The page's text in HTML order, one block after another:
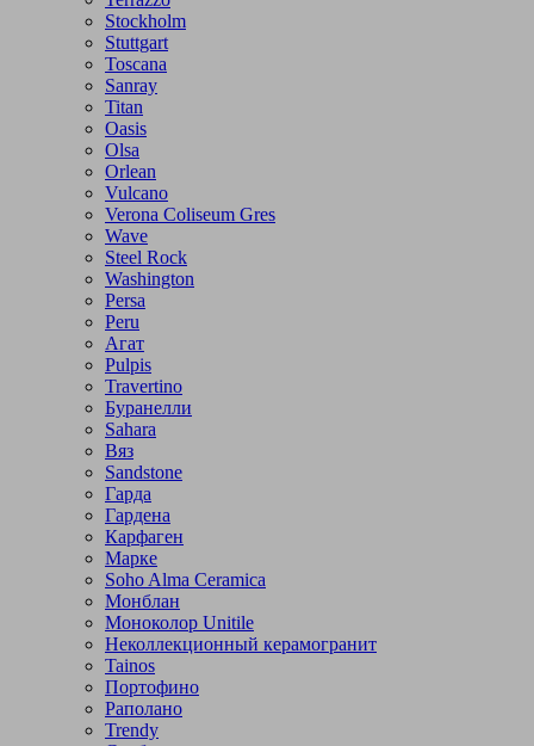
Stockholm
Stuttgart
Toscana
Sanray
Titan
Oasis
Olsa
Orlean
Vulcano
Verona Coliseum Gres
Wave
Steel Rock
Washington
Persa
Peru
Агат
Pulpis
Travertino
Буранелли
Sahara
Вяз
Sandstone
Гарда
Гардена
Карфаген
Марке
Soho Alma Ceramica
Монблан
Моноколор Unitile
Неколлекционный керамогранит
Tainos
Портофино
Раполано
Trendy